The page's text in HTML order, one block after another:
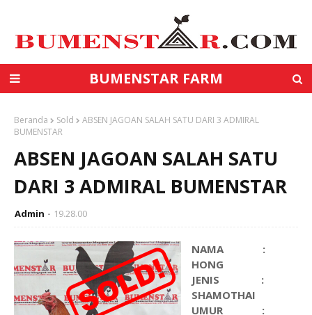
BUMENSTAR FARM
Beranda Sold
ABSEN JAGOAN SALAH SATU DARI 3 ADMIRAL
BUMENSTAR
ABSEN JAGOAN SALAH SATU
DARI 3 ADMIRAL BUMENSTAR
Admin 19.28.00
NAMA :
HONG
JENIS :
SHAMOTHAI
UMUR :